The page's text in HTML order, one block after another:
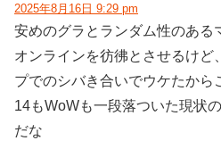
2025年8月16日 9:29 pm
安めのグラとランダム性のある
オンラインを彷彿とさせるけど
プでのシバき合いでウケたから
14もWoWも一段落ついた現状
だな